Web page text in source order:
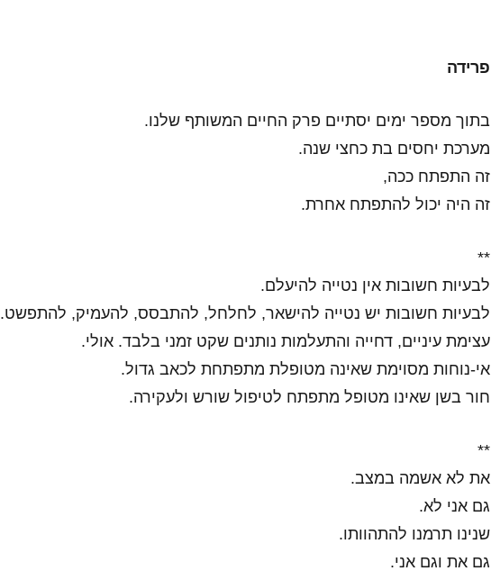
פרידה
בתוך מספר ימים יסתיים פרק החיים המשותף שלנו.
מערכת יחסים בת כחצי שנה.
זה התפתח ככה,
זה היה יכול להתפתח אחרת.
**
לבעיות חשובות אין נטייה להיעלם.
לבעיות חשובות יש נטייה להישאר, לחלחל, להתבסס, להעמיק, להתפשט.
עצימת עיניים, דחייה והתעלמות נותנים שקט זמני בלבד. אולי.
אי-נוחות מסוימת שאינה מטופלת מתפתחת לכאב גדול.
חור בשן שאינו מטופל מתפתח לטיפול שורש ולעקירה.
**
את לא אשמה במצב.
גם אני לא.
שנינו תרמנו להתהוותו.
גם את וגם אני.